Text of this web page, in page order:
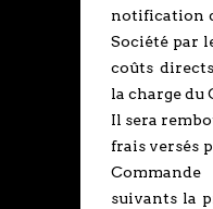
notification
Société par
coûts
la charge du
Il sera
frais versés
suivants la